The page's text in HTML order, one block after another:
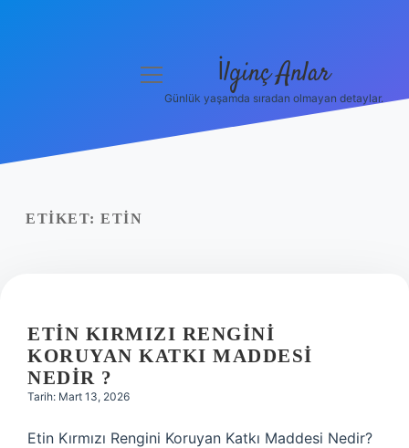
Yasal Uyarı
menüyü
İlginç Anlar
Günlük yaşamda sıradan olmayan detaylar.
ETIKET: ETIN
ETIN KIRMIZI RENGINI
KORUYAN KATKI MADDESI
NEDIR ?
Tarih: Mart 13, 2026
Etin Kırmızı Rengini Koruyan Katkı Maddesi Nedir?